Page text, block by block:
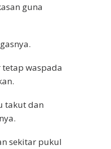
guna
waspada
takut dan
sekitar pukul